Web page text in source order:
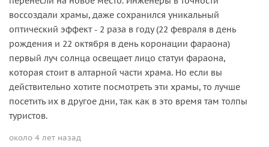
воссоздали храмы, даже сохранился уникальный
оптический эффект - 2 раза в году (22 февраля в день
рождения и 22 октября в день коронации фараона)
первый луч солнца освещает лицо статуи фараона,
которая стоит в алтарной части храма. Но если вы
действительно хотите посмотреть эти храмы, то лучше
посетить их в другое дни, так как в это время там толпы
туристов.
около 4 лет назад